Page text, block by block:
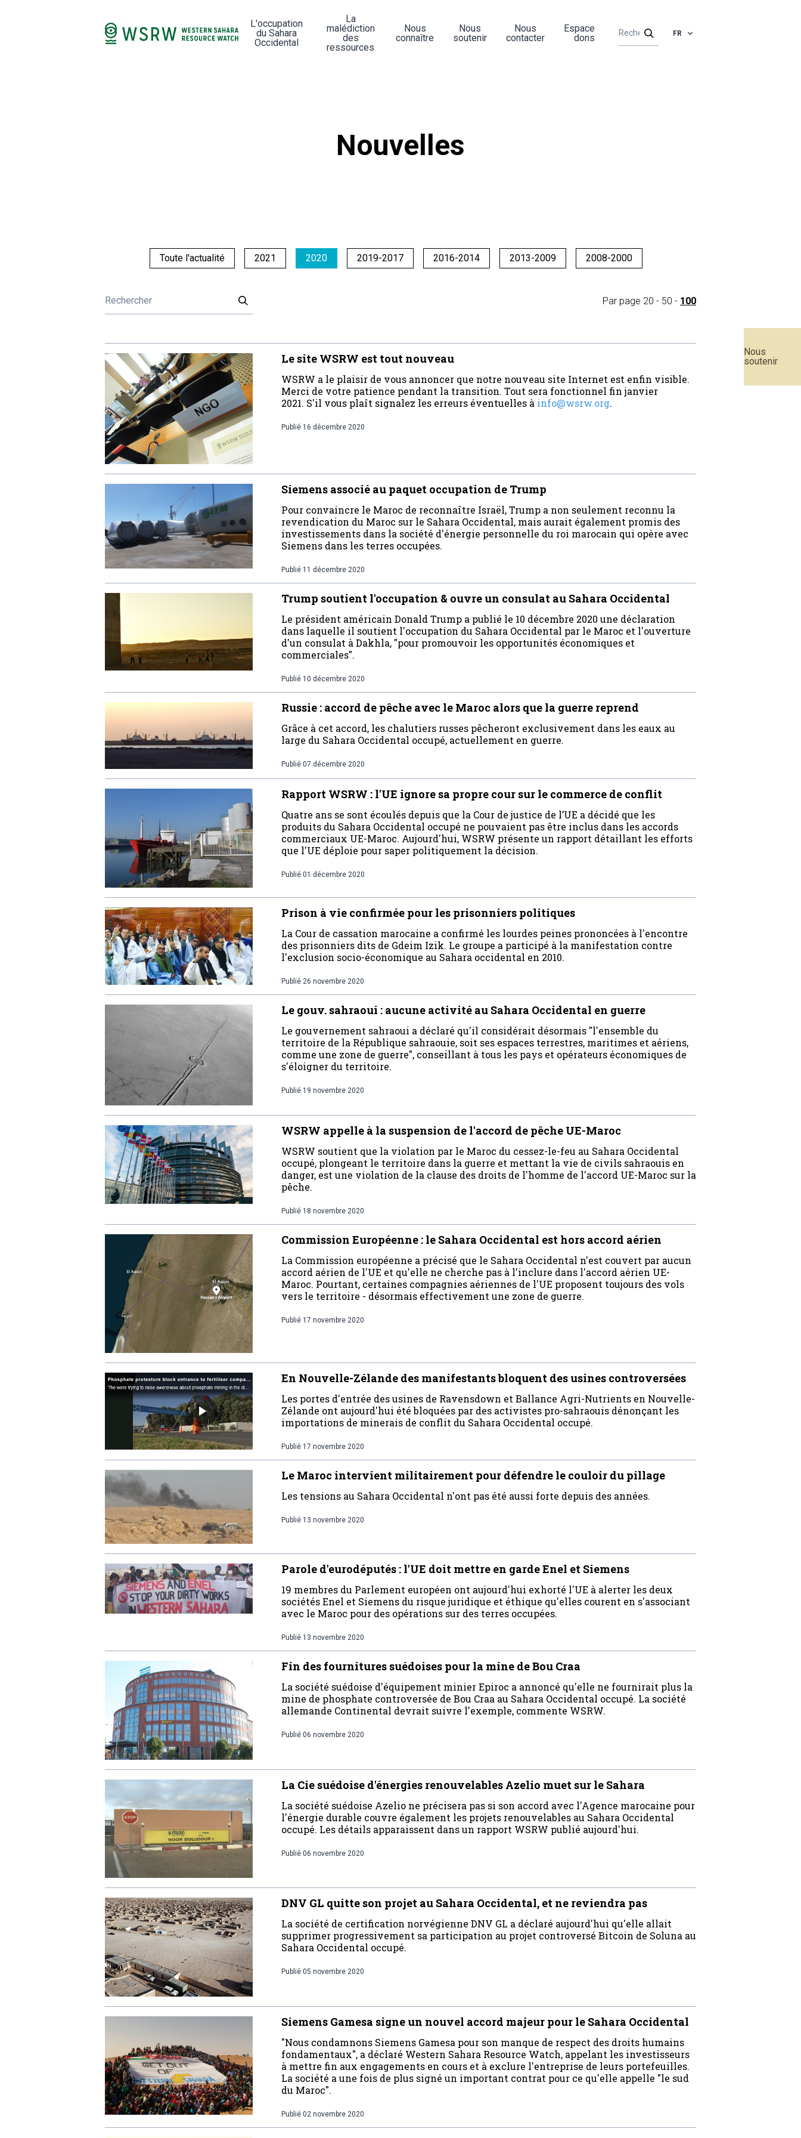
Nous
soutenir
L'occupation
du Sahara
Occidental
La
malédiction
des
ressources
Nous
connaître
Nous
soutenir
Nous
contacter
Espace
dons
FR
Nouvelles
Toute l'actualité 2021 2020 2019-2017 2016-2014 2013-2009 2008-2000
Par page 20 - 50 - 100
Le site WSRW est tout nouveau
WSRW a le plaisir de vous annoncer que notre nouveau site Internet est enfin visible.
Merci de votre patience pendant la transition. Tout sera fonctionnel fin janvier
2021. S'il vous plaît signalez les erreurs éventuelles à info@wsrw.org.
Publié 16 décembre 2020
Siemens associé au paquet occupation de Trump
Pour convaincre le Maroc de reconnaître Israël, Trump a non seulement reconnu la
revendication du Maroc sur le Sahara Occidental, mais aurait également promis des
investissements dans la société d'énergie personnelle du roi marocain qui opère avec
Siemens dans les terres occupées.
Publié 11 décembre 2020
Trump soutient l'occupation & ouvre un consulat au Sahara Occidental
Le président américain Donald Trump a publié le 10 décembre 2020 une déclaration
dans laquelle il soutient l'occupation du Sahara Occidental par le Maroc et l'ouverture
d'un consulat à Dakhla, "pour promouvoir les opportunités économiques et
commerciales".
Publié 10 décembre 2020
Russie : accord de pêche avec le Maroc alors que la guerre reprend
Grâce à cet accord, les chalutiers russes pêcheront exclusivement dans les eaux au
large du Sahara Occidental occupé, actuellement en guerre.
Publié 07 décembre 2020
Rapport WSRW : l'UE ignore sa propre cour sur le commerce de conflit
Quatre ans se sont écoulés depuis que la Cour de justice de l’UE a décidé que les
produits du Sahara Occidental occupé ne pouvaient pas être inclus dans les accords
commerciaux UE-Maroc. Aujourd'hui, WSRW présente un rapport détaillant les efforts
que l'UE déploie pour saper politiquement la décision.
Publié 01 décembre 2020
Prison à vie confirmée pour les prisonniers politiques
La Cour de cassation marocaine a confirmé les lourdes peines prononcées à l'encontre
des prisonniers dits de Gdeim Izik. Le groupe a participé à la manifestation contre
l'exclusion socio-économique au Sahara occidental en 2010.
Publié 26 novembre 2020
Le gouv. sahraoui : aucune activité au Sahara Occidental en guerre
Le gouvernement sahraoui a déclaré qu'il considérait désormais "l'ensemble du
territoire de la République sahraouie, soit ses espaces terrestres, maritimes et aériens,
comme une zone de guerre", conseillant à tous les pays et opérateurs économiques de
s'éloigner du territoire.
Publié 19 novembre 2020
WSRW appelle à la suspension de l'accord de pêche UE-Maroc
WSRW soutient que la violation par le Maroc du cessez-le-feu au Sahara Occidental
occupé, plongeant le territoire dans la guerre et mettant la vie de civils sahraouis en
danger, est une violation de la clause des droits de l'homme de l'accord UE-Maroc sur la
pêche.
Publié 18 novembre 2020
Commission Européenne : le Sahara Occidental est hors accord aérien
La Commission européenne a précisé que le Sahara Occidental n'est couvert par aucun
accord aérien de l'UE et qu'elle ne cherche pas à l'inclure dans l'accord aérien UE-
Maroc. Pourtant, certaines compagnies aériennes de l'UE proposent toujours des vols
vers le territoire - désormais effectivement une zone de guerre.
Publié 17 novembre 2020
En Nouvelle-Zélande des manifestants bloquent des usines controversées
Les portes d'entrée des usines de Ravensdown et Ballance Agri-Nutrients en Nouvelle-
Zélande ont aujourd'hui été bloquées par des activistes pro-sahraouis dénonçant les
importations de minerais de conflit du Sahara Occidental occupé.
Publié 17 novembre 2020
Le Maroc intervient militairement pour défendre le couloir du pillage
Les tensions au Sahara Occidental n'ont pas été aussi forte depuis des années.
Publié 13 novembre 2020
Parole d'eurodéputés : l'UE doit mettre en garde Enel et Siemens
19 membres du Parlement européen ont aujourd'hui exhorté l'UE à alerter les deux
sociétés Enel et Siemens du risque juridique et éthique qu'elles courent en s'associant
avec le Maroc pour des opérations sur des terres occupées.
Publié 13 novembre 2020
Fin des fournitures suédoises pour la mine de Bou Craa
La société suédoise d'équipement minier Epiroc a annoncé qu'elle ne fournirait plus la
mine de phosphate controversée de Bou Craa au Sahara Occidental occupé. La société
allemande Continental devrait suivre l'exemple, commente WSRW.
Publié 06 novembre 2020
La Cie suédoise d'énergies renouvelables Azelio muet sur le Sahara
La société suédoise Azelio ne précisera pas si son accord avec l'Agence marocaine pour
l'énergie durable couvre également les projets renouvelables au Sahara Occidental
occupé. Les détails apparaissent dans un rapport WSRW publié aujourd'hui.
Publié 06 novembre 2020
DNV GL quitte son projet au Sahara Occidental, et ne reviendra pas
La société de certification norvégienne DNV GL a déclaré aujourd'hui qu'elle allait
supprimer progressivement sa participation au projet controversé Bitcoin de Soluna au
Sahara Occidental occupé.
Publié 05 novembre 2020
Siemens Gamesa signe un nouvel accord majeur pour le Sahara Occidental
"Nous condamnons Siemens Gamesa pour son manque de respect des droits humains
fondamentaux", a déclaré Western Sahara Resource Watch, appelant les investisseurs
à mettre fin aux engagements en cours et à exclure l'entreprise de leurs portefeuilles.
La société a une fois de plus signé un important contrat pour ce qu'elle appelle "le sud
du Maroc".
Publié 02 novembre 2020